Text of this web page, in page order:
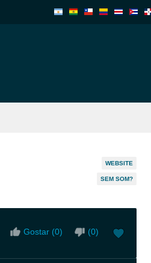
WEBSITE
SEM SOM?
Gostar (0) (0)